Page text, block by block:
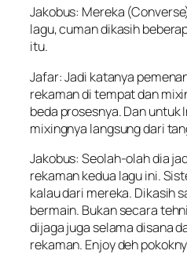
Jakobus: Mereka
lagu, cuman dikasih
itu.
Jafar: Jadi katanya
rekaman di tempat dan
beda prosesnya. Dan untuk
mixingnya langsung dari
Jakobus: Seolah-olah dia
rekaman kedua lagu ini.
kalau dari mereka. Dikasih
bermain. Bukan secara
dijaga juga selama disana
rekaman. Enjoy deh